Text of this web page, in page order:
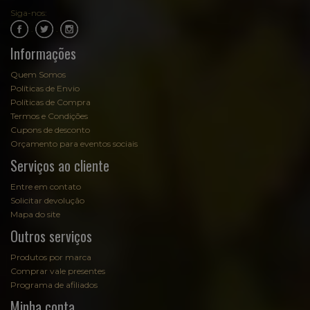
Siga-nos:
Informações
Quem Somos
Políticas de Envio
Políticas de Compra
Termos e Condições
Cupons de desconto
Orçamento para eventos sociais
Serviços ao cliente
Entre em contato
Solicitar devolução
Mapa do site
Outros serviços
Produtos por marca
Comprar vale presentes
Programa de afiliados